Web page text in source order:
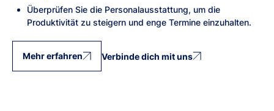
Überprüfen Sie die Personalausstattung, um die
Produktivität zu steigern und enge Termine einzuhalten.
Mehr erfahren Verbinde dich mit uns